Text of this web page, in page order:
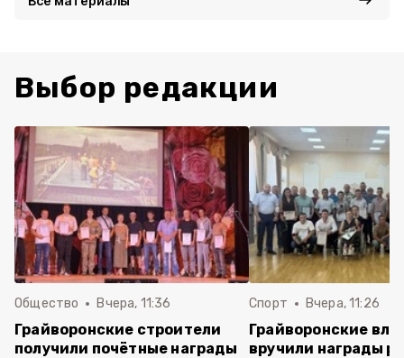
Выбор редакции
Общество Вчера, 11:36
Грайворонские строители
получили почётные награды
Спорт Вчера, 11:26
Грайворонские
вручили награды